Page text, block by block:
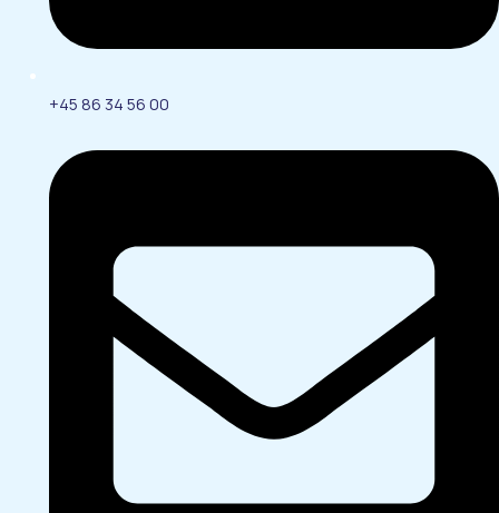
+45 86 34 56 00